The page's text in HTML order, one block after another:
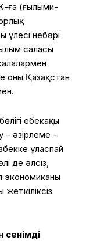
ға (ғылыми-
небәрі
саласы
Қазақстан
еңбекақы
– әзірлеме –
ұласпай
де әлсіз,
экономиканың
сенімді